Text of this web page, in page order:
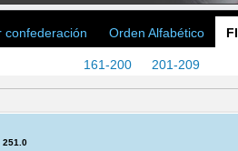
confederación Orden Alfabético
161-200 201-209
251.0